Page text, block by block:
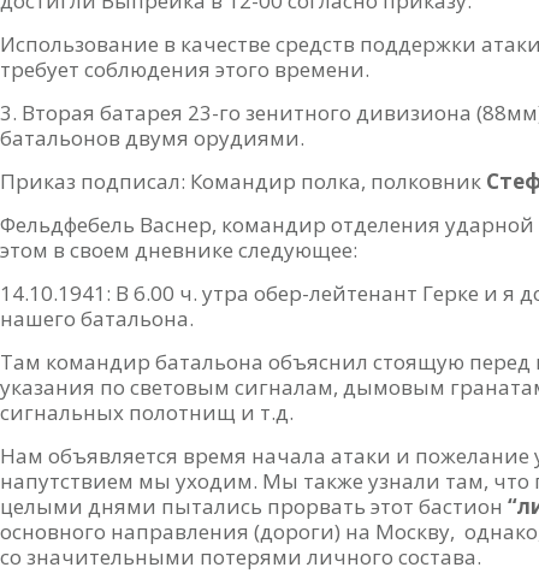
Использование в качестве средств поддержки
требует соблюдения этого времени.
Вторая батарея 23-го зенитного дивизиона
батальонов двумя орудиями.
Приказ подписал: Командир полка, полковник
Фельдфебель Васнер, командир отделения
этом в своем дневнике следующее:
14.10.1941: В 6.00 ч. утра обер-лейтенант Герке и
нашего батальона.
Там командир батальона объяснил стоящую
указания по световым сигналам, дымовым
сигнальных полотнищ и т.д.
Нам объявляется время начала атаки и
напутствием мы уходим. Мы также узнали там,
целыми днями пытались прорвать этот бастион
основного направления (дороги) на Москву,
со значительными потерями личного состава.